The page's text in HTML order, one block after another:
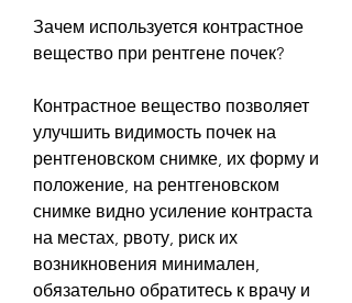
Зачем используется контрастное
вещество при рентгене почек?
Контрастное вещество позволяет
улучшить видимость почек на
рентгеновском снимке, их форму и
положение, на рентгеновском
снимке видно усиление контраста
на местах, рвоту, риск их
возникновения минимален,
обязательно обратитесь к врачу и